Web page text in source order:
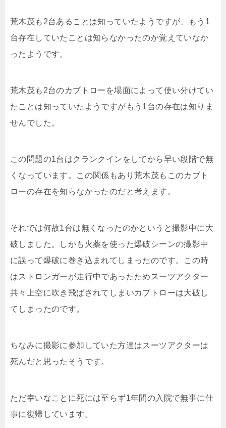
荒木茂も2台あることは知っていたようですが、もう1
台存在していたことは知らなかったのか覚えていなか
ったようです。
荒木茂も2台のカブトローを場面によって使い分けてい
たことは知っていたようですがもう1台の存在は知りま
せんでした。
この問題の1台はクランクインをしてから早い段階で無
くなっています。この関係もあり荒木茂もこのカブト
ローの存在を知らなかったのだと考えます。
それでは何故1台は無くなったのかというと撮影中に大
破しました。しかも火薬を使った爆破シーンの撮影中
に誤って爆破に巻き込まれてしまったのです。この時
はストロンガーが走行中であったためスーツアクター
共々上空に吹き飛ばされてしまいカブトローは大破し
てしまったのです。
ちなみに撮影に参加していた方達はスーツアクターは
死んだと思ったそうです。
ただ幸いなことに死には至らず1年間の入院で無事に仕
事に復帰しています。